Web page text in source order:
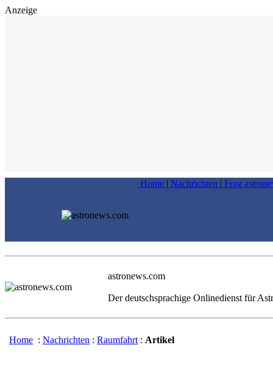
Anzeige
Home | Nachrichten | Frag
astronews.com
Der deutschsprachige Onlinedienst für
Home : Nachrichten : Raumfahrt : Artikel